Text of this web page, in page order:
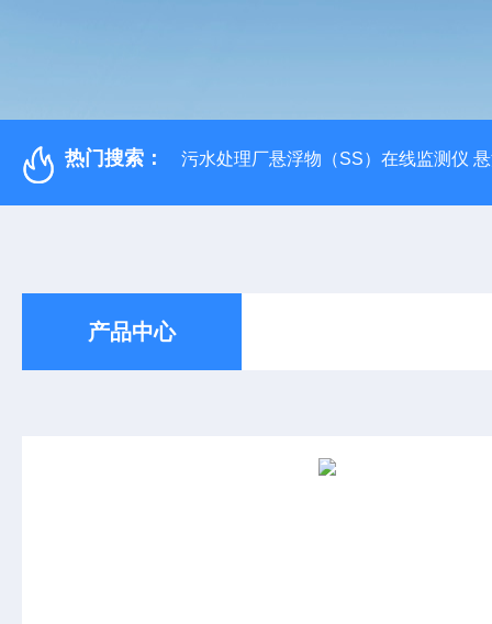
热门搜索： 污水处理厂悬浮物（SS）在线监测仪
产品中心